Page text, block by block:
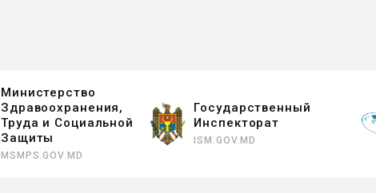
Министерство
Здравоохранения,
Труда и Социальной
Защиты
MSMPS.GOV.MD
Государственный
Инспекторат
ISM.GOV.MD